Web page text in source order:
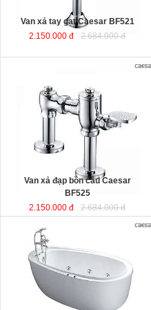
Van xả tay gạt Caesar BF521
2.150.000 đ
2.684.000 đ
Van xả đạp bồn cầu Caesar
BF525
2.150.000 đ
2.684.000 đ
Bồn tắm nằm massage 1.8m kèm
vòi sen Caesar MT6480
xuất từ sợi nhựa tổng hợp Acrylic
có độ bền cao, không bị ngả màu,
chịu được mọi nguồn nước, khó bể
vỡ. Bề mặt b
láng mịn dễ dàng vệ